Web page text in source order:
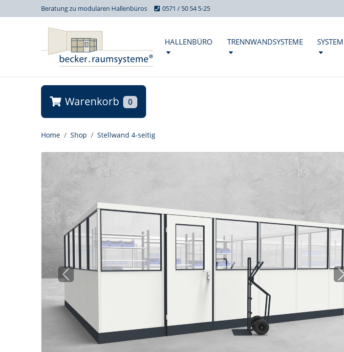
Beratung zu modularen Hallenbüros 0571 / 50 54 5-25
HALLENBÜRO TRENNWANDSYSTEME
Warenkorb 0
Home Shop Stellwand 4-seitig
Previous